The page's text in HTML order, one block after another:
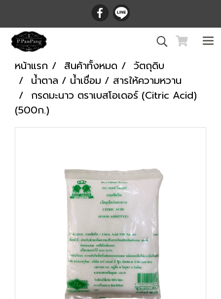
หน้าแรก สินค้าทั้งหมด
วัตถุดิบ
น้ำตาล / น้ำเชื่อม / สารให้ความหวาน
กรดมะนาว ตราเบสโอเดอร์ (Citric Acid)
(500ก.)